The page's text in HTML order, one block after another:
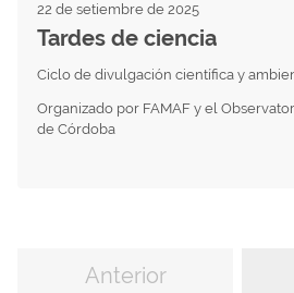
22 de setiembre de 2025
Tardes de ciencia
Ciclo de divulgación científica y
Organizado por FAMAF y el
de Córdoba
Anterior